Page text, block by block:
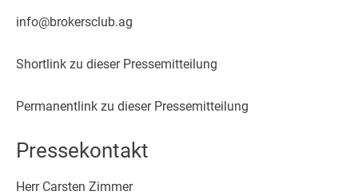
info@brokersclub.ag
Shortlink zu dieser Pressemitteilung
Permanentlink zu dieser Pressemitteilung
Pressekontakt
Herr Carsten Zimmer